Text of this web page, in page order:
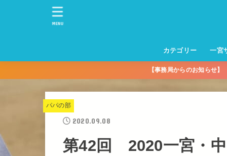
カテゴリー
一宮サッカースクー
トレーニングセンタ
一宮FA
一宮FC
一宮ＦＣレディース
一宮サッカースクー
中学生練習
一宮ＦＣＪＹ【中学
一宮ＦＣＪYレディー
女子】
幼児トレセン【年長
少】
パパさんママさん
親子の部
社会人の部
コルボス 【シニア】
フットサル
コルボスリーグ
グレイセス
一宮
MENU
【事務局からのお知らせ
パパの部
2020.09.08
第42回 2020一宮・